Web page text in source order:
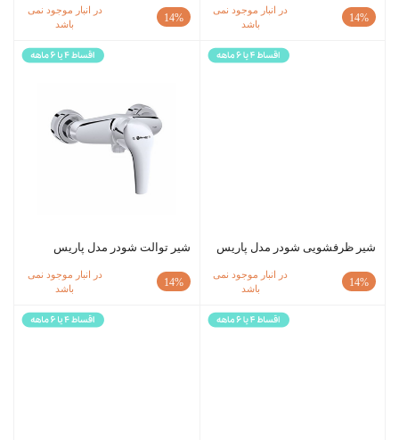
14%
در انبار موجود نمی
باشد
14%
در انبار موجود نمی
باشد
شیر ظرفشویی شودر مدل پاریس
14%
در انبار موجود نمی
باشد
شیر توالت شودر مدل پاریس
14%
در انبار موجود نمی
باشد